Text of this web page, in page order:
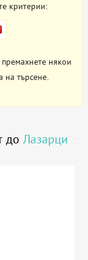
критерии:
някои
на търсене.
до Лазарци